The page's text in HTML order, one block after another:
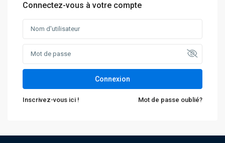
Connectez-vous à votre compte
Connexion
Inscrivez-vous ici ! Mot de passe oublié?